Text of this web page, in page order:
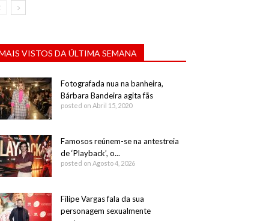
VISTOS DA ÚLTIMA SEMANA
Fotografada nua na banheira,
Bárbara Bandeira agita fãs
posted on Abril 15, 2020
Famosos reúnem-se na antestreia
de ‘Playback’, o...
posted on Agosto 4, 2026
Filipe Vargas fala da sua
personagem sexualmente